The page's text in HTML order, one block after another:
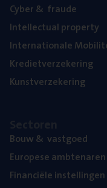
Cyber& fraude
Intel­lec­tu­al property
Inter­na­ti­o­na­le
Kre­diet­ver­ze­ke­ring
Kunst­ver­ze­ke­ring
Bouw& vastgoed
Euro­pe­se ambtenaren
Finan­ci­ë­le instellingen